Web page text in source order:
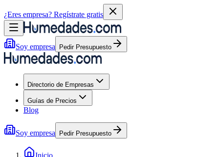
¿Eres empresa? Regístrate gratis
Soy empresa Pedir Presupuesto
Directorio de Empresas
Guías de Precios
Blog
Soy empresa Pedir Presupuesto
Inicio